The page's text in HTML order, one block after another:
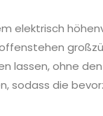
elektrisch
lassen, ohne
sodass die